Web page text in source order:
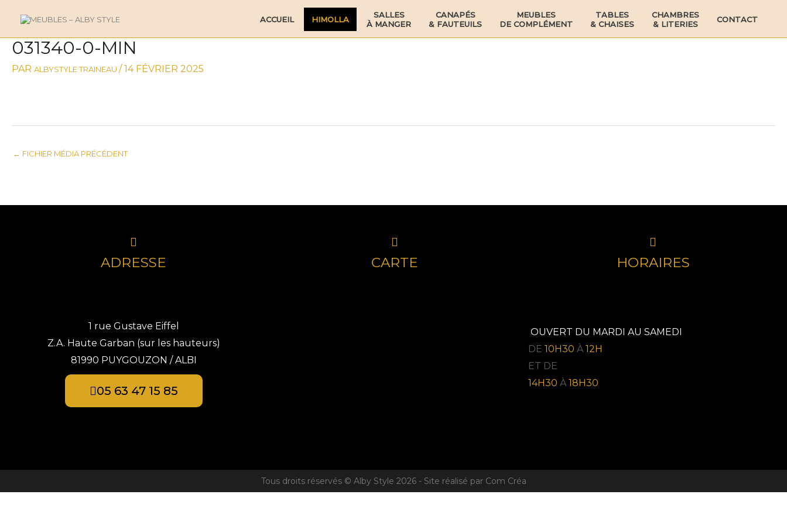
CONTENU
ACCUEIL HIMOLLA
SALLES
À MANGER
CANAPÉS
& FAUTEUILS
MEUBLES
DE COMPLÉMENT
TABLES
& CHAISES
CHAMBRES
& LITERIES
CONTACT
031340-0-MIN
PAR ALBYSTYLE TRAINEAU /14 FÉVRIER 2025
NAVIGATION
DES
← FICHIER MÉDIA PRÉCÉDENT
ADRESSE
1 rue Gustave Eiffel
Z.A. Haute Garban (sur les hauteurs)
81990 PUYGOUZON / ALBI
05 63 47 15 85
CARTE HORAIRES
OUVERT DU MARDI AU SAMEDI
DE 10H30 À 12H
ET DE
14H30 À 18H30
Tous droits réservés © Alby Style 2026 - Site réalisé par Com Créa